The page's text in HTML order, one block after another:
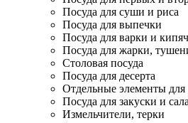
Посуда для суши и риса
Посуда для выпечки
Посуда для варки и
Посуда для жарки,
Столовая посуда
Посуда для десерта
Отдельные элементы для
Посуда для закуски и
Измельчители, терки